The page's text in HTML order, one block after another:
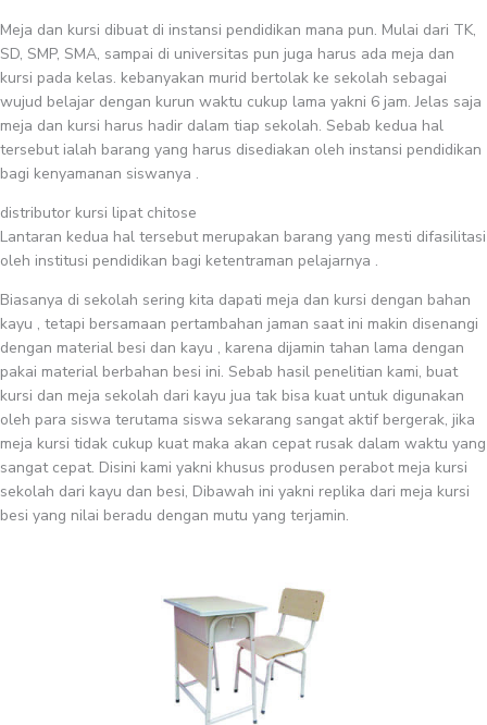
Meja dan kursi dibuat di instansi pendidikan mana pun. Mulai dari TK,
SD, SMP, SMA, sampai di universitas pun juga harus ada meja dan
kursi pada kelas. kebanyakan murid bertolak ke sekolah sebagai
wujud belajar dengan kurun waktu cukup lama yakni 6 jam. Jelas saja
meja dan kursi harus hadir dalam tiap sekolah. Sebab kedua hal
tersebut ialah barang yang harus disediakan oleh instansi pendidikan
bagi kenyamanan siswanya .
distributor kursi lipat chitose
Lantaran kedua hal tersebut merupakan barang yang mesti difasilitasi
oleh institusi pendidikan bagi ketentraman pelajarnya .
Biasanya di sekolah sering kita dapati meja dan kursi dengan bahan
kayu , tetapi bersamaan pertambahan jaman saat ini makin disenangi
dengan material besi dan kayu , karena dijamin tahan lama dengan
pakai material berbahan besi ini. Sebab hasil penelitian kami, buat
kursi dan meja sekolah dari kayu jua tak bisa kuat untuk digunakan
oleh para siswa terutama siswa sekarang sangat aktif bergerak, jika
meja kursi tidak cukup kuat maka akan cepat rusak dalam waktu yang
sangat cepat. Disini kami yakni khusus produsen perabot meja kursi
sekolah dari kayu dan besi, Dibawah ini yakni replika dari meja kursi
besi yang nilai beradu dengan mutu yang terjamin.